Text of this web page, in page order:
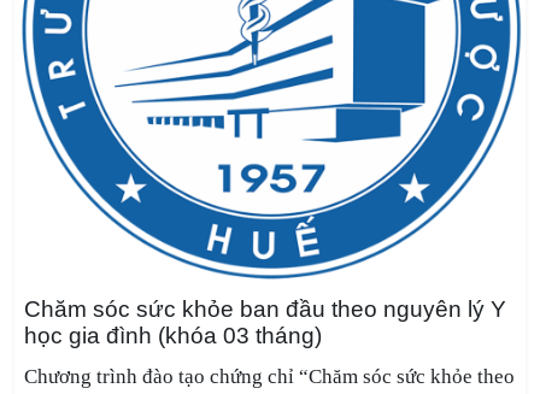
Chăm sóc sức khỏe ban đầu theo nguyên lý Y
học gia đình (khóa 03 tháng)
Chương trình đào tạo chứng chỉ “Chăm sóc sức khỏe theo